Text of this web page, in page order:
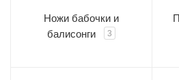
Ножи бабочки и
балисонги
3